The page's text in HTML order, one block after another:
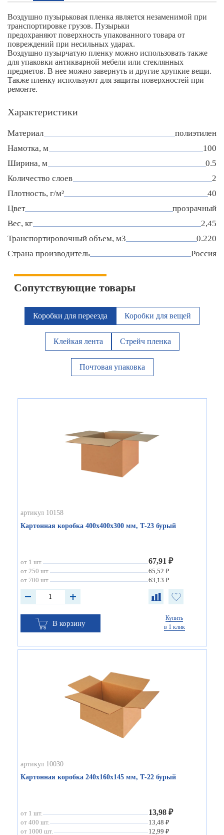
Воздушно пузырьковая пленка является незаменимой при
транспортировке грузов. Пузырьки
предохраняют поверхность упакованного товара от
повреждений при несильных ударах.
Воздушно пузырчатую пленку можно использовать также
для упаковки антикварной мебели или стеклянных
предметов. В нее можно завернуть и другие хрупкие вещи.
Также пленку используют для защиты поверхностей при
ремонте.
Характеристики
Материал
полиэтилен
Намотка, м
100
Ширина, м
0.5
Количество слоев
2
Плотность, г/м²
40
Цвет
прозрачный
Вес, кг
2,45
Транспортировочный объем, м3
0.220
Страна производитель
Россия
Сопутствующие товары
Коробки для переезда Коробки для вещей
Клейкая лента Стрейч пленка
Почтовая упаковка
артикул 10158
Картонная коробка 400х400х300 мм, Т-23 бурый
от 1 шт. 67,91 ₽
от 250 шт.
65,52 ₽
от 700 шт.
63,13 ₽
В корзину
Купить
в 1 клик
артикул 10030
Картонная коробка 240х160х145 мм, Т-22 бурый
от 1 шт. 13,98 ₽
от 400 шт.
13,48 ₽
от 1000 шт.
12,99 ₽